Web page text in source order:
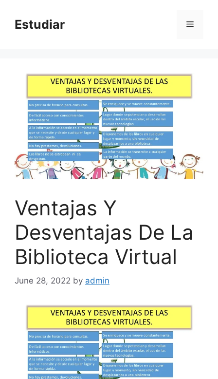
contentEstudiar Menu
Ventajas Y
Desventajas De La
Biblioteca Virtual
June 28, 2022 by admin